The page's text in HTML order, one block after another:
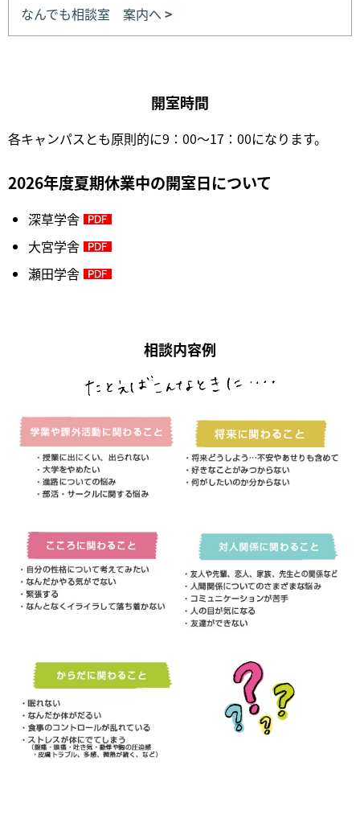
なんでも相談室 案内へ
開室時間
各キャンパスとも原則的に9：00～17：00になります。
2026年度夏期休業中の開室日について
深草学舎
大宮学舎
瀬田学舎
相談内容例